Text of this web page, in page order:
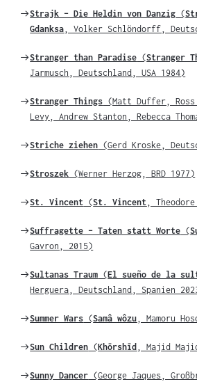
Weiter
zu
Strajk – Die Heldin von Danzig (
Gdanksa , Volker Schlöndorff,
Weiter
zu
Stranger than Paradise (Stranger
Jarmusch, Deutschland, USA 1984)
Weiter
zu
Stranger Things (Matt Duffer, Ross
Levy, Andrew Stanton, Rebecca
Weiter
Striche ziehen (Gerd Kroske,
Weiter
Stroszek (Werner Herzog, BRD 1977)
Weiter
St. Vincent (St. Vincent ,
Weiter
zu
Suffragette – Taten statt Worte (
Gavron, 2015)
Weiter
zu
Sultanas Traum (El sueño de la
Herguera, Deutschland, Spanien
Weiter
Summer Wars (Samâ wôzu , Mamoru
Weiter
Sun Children (Khōrshīd , Majid
Weiter
Sunny Dancer (George Jaques,